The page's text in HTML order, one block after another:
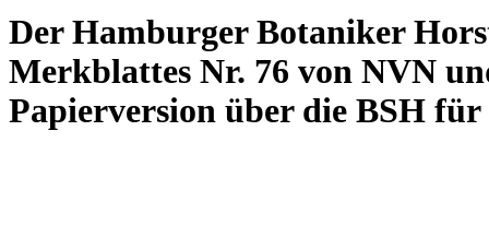
Der Hamburger Botaniker
Merkblattes Nr. 76 von NVN
Papierversion über die BSH für